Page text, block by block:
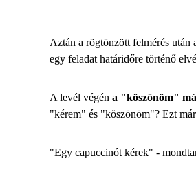
Aztán a rögtönzött felmérés után
egy feladat határidőre történő
A levél végén a "köszönöm"
"kérem" és "köszönöm"? Ezt
"Egy capuccinót kérek" -